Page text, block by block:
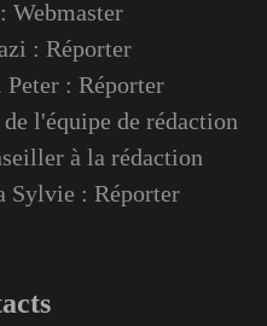
Webmaster
: Réporter
: Réporter
l'équipe de rédaction
à la rédaction
Sylvie : Réporter